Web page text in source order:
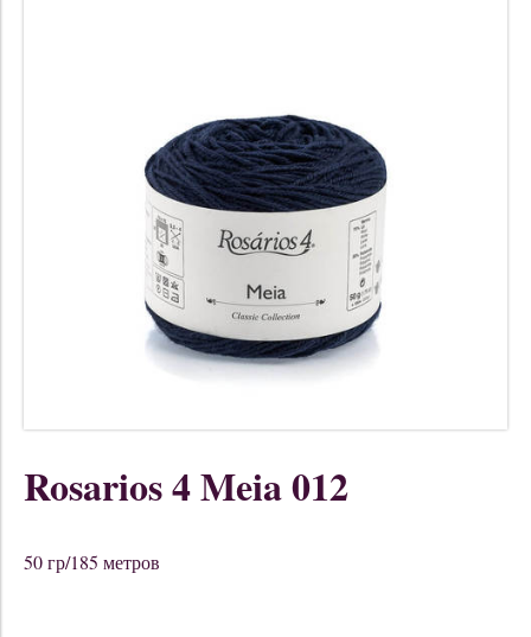
Rosarios 4 Meia 012
50 гр/185 метров